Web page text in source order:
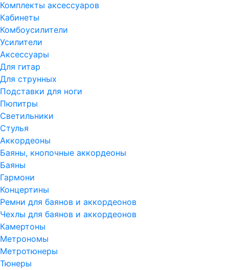
Комплекты аксессуаров
Кабинеты
Комбоусилители
Усилители
Аксессуары
Для гитар
Для струнных
Подставки для ноги
Пюпитры
Светильники
Стулья
Аккордеоны
Баяны, кнопочные аккордеоны
Баяны
Гармони
Концертины
Ремни для баянов и аккордеонов
Чехлы для баянов и аккордеонов
Камертоны
Метрономы
Метротюнеры
Тюнеры